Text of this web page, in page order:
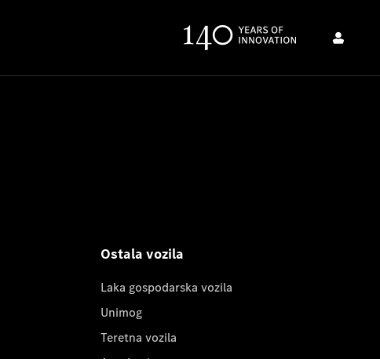
Ostala vozila
Laka gospodarska vozila
Unimog
Teretna vozila